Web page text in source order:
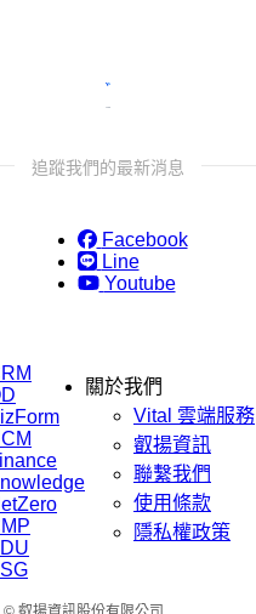
追蹤我們的最新消息
Facebook
Line
Youtube
關於我們
Vital 雲端服務
叡揚資訊
聯繫我們
使用條款
隱私權政策